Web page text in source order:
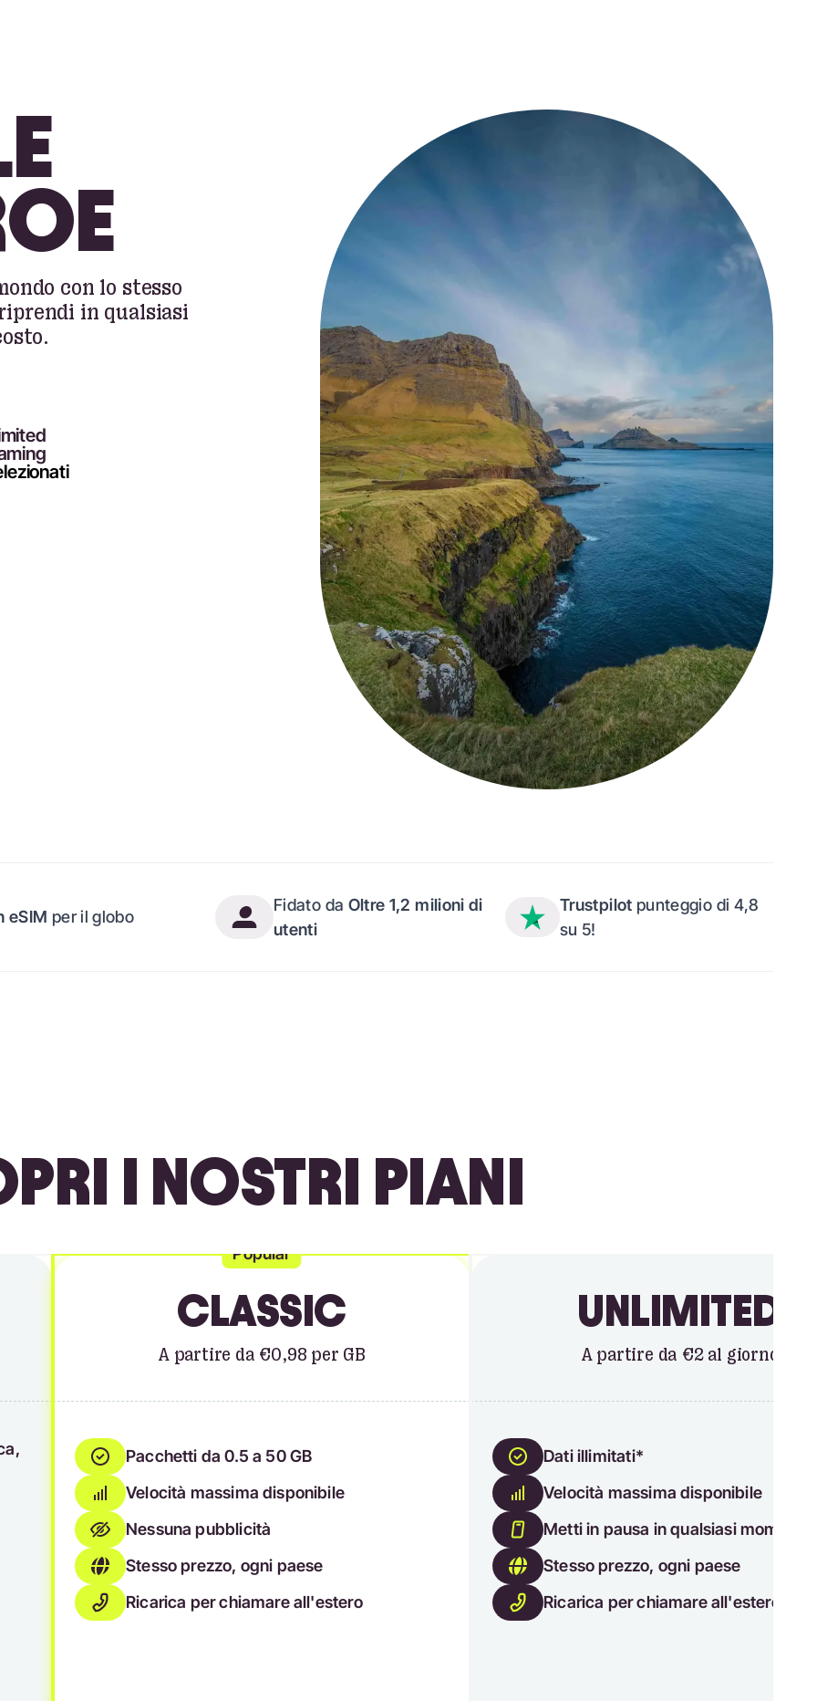
con lo stesso
in qualsiasi
eSIM per il globo
Fidato da Oltre 1,2 milioni di
utenti
Trustpilot punteggio di 4,8
su 5!
I NOSTRI PIANI
Popular
CLASSIC
A partire da €0,98 per GB
Pacchetti da 0.5 a 50 GB
Velocità massima disponibile
Nessuna pubblicità
Stesso prezzo, ogni paese
Ricarica per chiamare all'estero
UNLIMITED
A partire da €2 al giorno
Dati illimitati*
Velocità massima disponibile
Metti in pausa in qualsiasi momento
Stesso prezzo, ogni paese
Ricarica per chiamare all'estero